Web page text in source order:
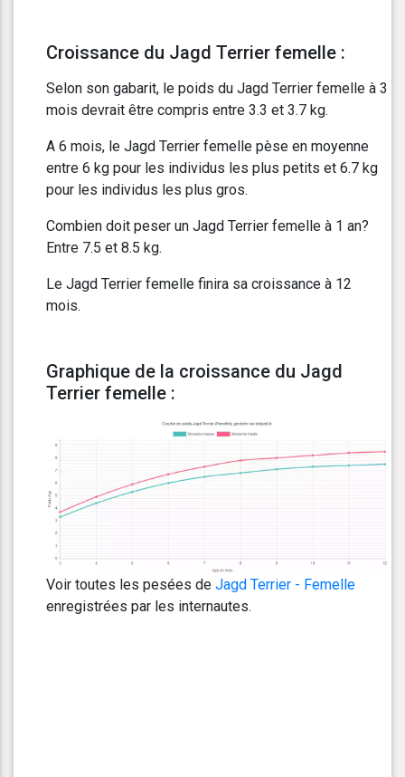
Croissance du Jagd Terrier femelle :
Selon son gabarit, le poids du Jagd Terrier femelle à 3
mois devrait être compris entre 3.3 et 3.7 kg.
A 6 mois, le Jagd Terrier femelle pèse en moyenne
entre 6 kg pour les individus les plus petits et 6.7 kg
pour les individus les plus gros.
Combien doit peser un Jagd Terrier femelle à 1 an?
Entre 7.5 et 8.5 kg.
Le Jagd Terrier femelle finira sa croissance à 12
mois.
Graphique de la croissance du Jagd
Terrier femelle :
Voir toutes les pesées de Jagd Terrier - Femelle
enregistrées par les internautes.